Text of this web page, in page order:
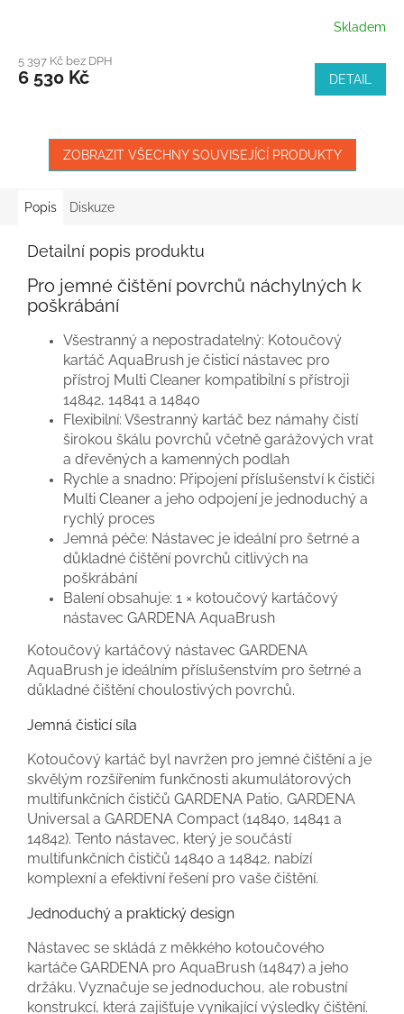
Skladem
5 397 Kč bez DPH
6 530 Kč DETAIL
ZOBRAZIT VŠECHNY SOUVISEJÍCÍ PRODUKTY
Popis Diskuze
Detailní popis produktu
Pro jemné čištění povrchů náchylných k
poškrábání
Všestranný a nepostradatelný: Kotoučový
kartáč AquaBrush je čisticí nástavec pro
přístroj Multi Cleaner kompatibilní s přístroji
14842, 14841 a 14840
Flexibilní: Všestranný kartáč bez námahy čistí
širokou škálu povrchů včetně garážových vrat
a dřevěných a kamenných podlah
Rychle a snadno: Připojení příslušenství k čističi
Multi Cleaner a jeho odpojení je jednoduchý a
rychlý proces
Jemná péče: Nástavec je ideální pro šetrné a
důkladné čištění povrchů citlivých na
poškrábání
Balení obsahuje: 1 × kotoučový kartáčový
nástavec GARDENA AquaBrush
Kotoučový kartáčový nástavec GARDENA
AquaBrush je ideálním příslušenstvím pro šetrné a
důkladné čištění choulostivých povrchů.
Jemná čisticí síla
Kotoučový kartáč byl navržen pro jemné čištění a je
skvělým rozšířením funkčnosti akumulátorových
multifunkčních čističů GARDENA Patio, GARDENA
Universal a GARDENA Compact (14840, 14841 a
14842). Tento nástavec, který je součástí
multifunkčních čističů 14840 a 14842, nabízí
komplexní a efektivní řešení pro vaše čištění.
Jednoduchý a praktický design
Nástavec se skládá z měkkého kotoučového
kartáče GARDENA pro AquaBrush (14847) a jeho
držáku. Vyznačuje se jednoduchou, ale robustní
konstrukcí, která zajišťuje vynikající výsledky čištění.